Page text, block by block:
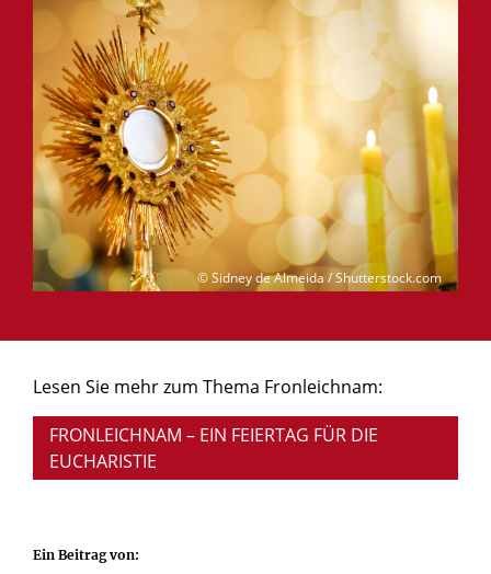
© Sidney de Almeida / Shutterstock.com
Lesen Sie mehr zum Thema Fronleichnam:
FRONLEICHNAM – EIN FEIERTAG FÜR DIE
EUCHARISTIE
Ein Beitrag von: